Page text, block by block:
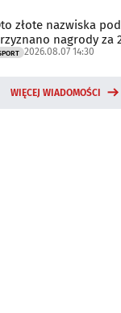
złote nazwiska
nagrody za
2026.08.07 14:30
WIĘCEJ WIADOMOŚCI